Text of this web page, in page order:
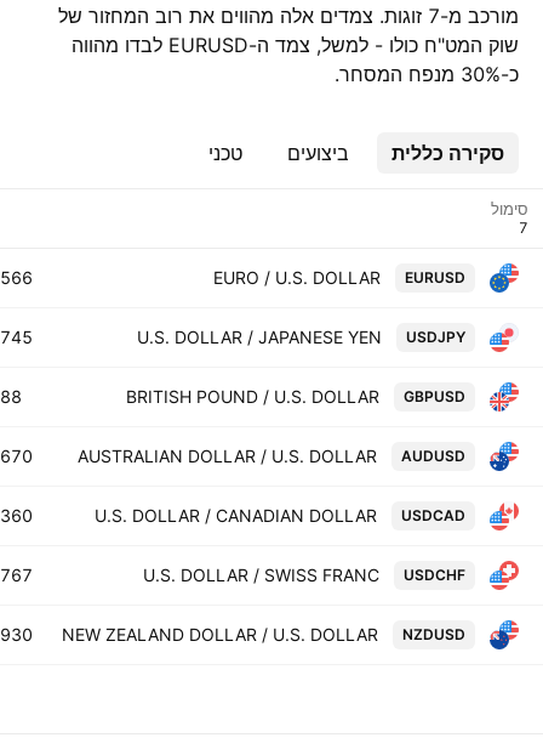
מורכב מ-7 זוגות. צמדים אלה מהווים את רוב המחזור של
שוק המט"ח כולו - למשל, צמד ה-EURUSD לבדו מהווה
כ-30% מנפח המסחר.
סקירה כללית ביצועים טכני
סימול
EURUSD
EURO / U.S. DOLLAR
USDJPY
U.S. DOLLAR / JAPANESE YEN
GBPUSD
BRITISH POUND / U.S. DOLLAR
AUDUSD
AUSTRALIAN DOLLAR / U.S. DOLLAR
USDCAD
U.S. DOLLAR / CANADIAN DOLLAR
USDCHF
U.S. DOLLAR / SWISS FRANC
NZDUSD
NEW ZEALAND DOLLAR / U.S. DOLLAR